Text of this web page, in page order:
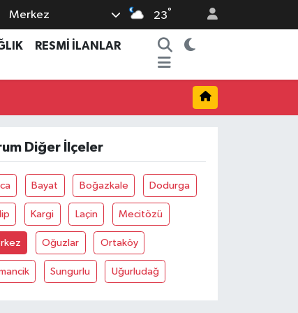
Merkez 23°
RESMİ İLANLAR
Diğer İlçeler
Bayat Boğazkale Dodurga
Kargi Laçin Mecitözü
Oğuzlar Ortaköy
Sungurlu Uğurludağ